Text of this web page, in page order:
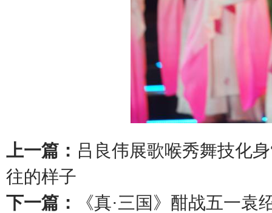
上一篇： 吕良伟展歌喉秀舞技化
往的样子
下一篇：
《真·三国》酣战五一